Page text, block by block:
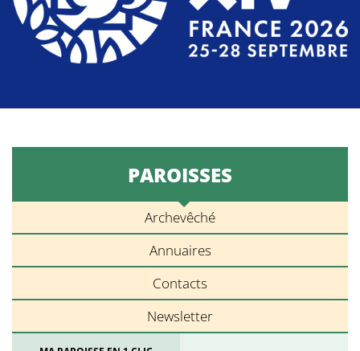
PAROISSES
Archevêché
Annuaires
Contacts
Newsletter